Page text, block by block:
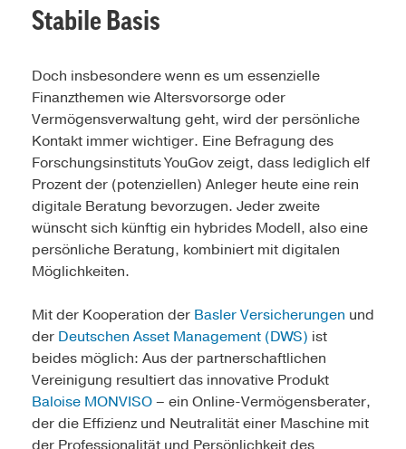
Stabile Basis
Doch insbesondere wenn es um essenzielle
Finanzthemen wie Altersvorsorge oder
Vermögensverwaltung geht, wird der persönliche
Kontakt immer wichtiger. Eine Befragung des
Forschungsinstituts YouGov zeigt, dass lediglich elf
Prozent der (potenziellen) Anleger heute eine rein
digitale Beratung bevorzugen. Jeder zweite
wünscht sich künftig ein hybrides Modell, also eine
persönliche Beratung, kombiniert mit digitalen
Möglichkeiten.
Mit der Kooperation der Basler Versicherungen und
der Deutschen Asset Management (DWS) ist
beides möglich: Aus der partnerschaftlichen
Vereinigung resultiert das innovative Produkt
Baloise MONVISO– ein Online-Vermögensberater,
der die Effizienz und Neutralität einer Maschine mit